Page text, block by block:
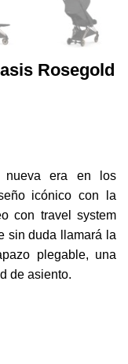
Rosegold
nueva era en los
icónico con la
con travel system
sin duda llamará la
plegable, una
de asiento.